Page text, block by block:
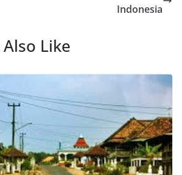
Indonesia
Like